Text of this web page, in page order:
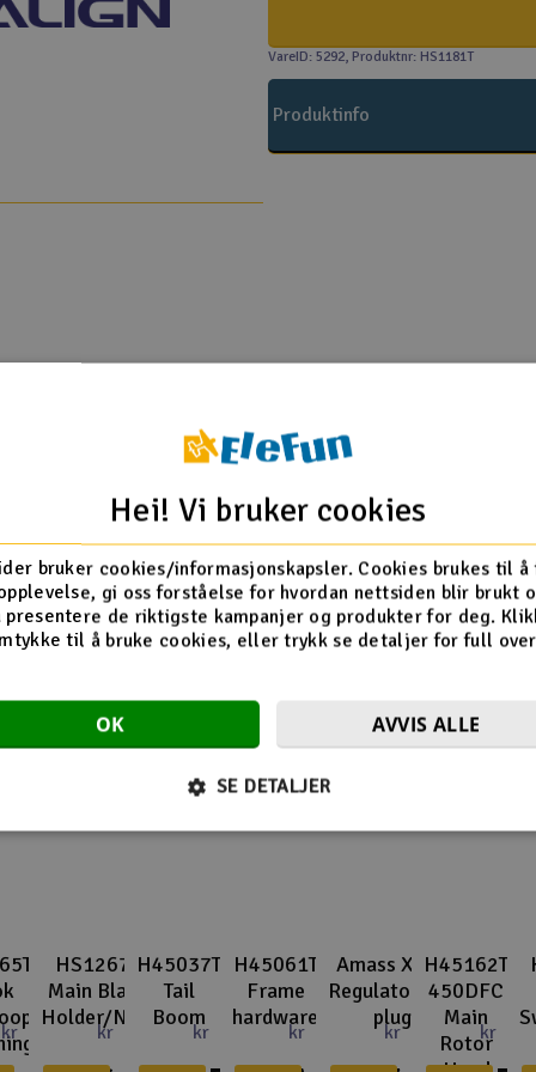
VareID: 5292, Produktnr: HS1181T
Produktinfo
Flere så også på
kr
HS1267T
Main Blade
Holder/New
kr
H45037T
Tail
Boom
kr
H45061T
Frame
hardware
kr
Amass XT60
Regulatorside
plug
kr
H45162T
450DFC
Main
Rotor
kr
Hei! Vi bruker cookies
bruker cookies/informasjonskapsler. Cookies brukes til å
gi oss forståelse for hvordan nettsiden blir brukt
presentere de riktigste kampanjer og produkter for deg.
til å bruke cookies, eller trykk se detaljer for full
OK AVVIS ALLE
SE DETALJER